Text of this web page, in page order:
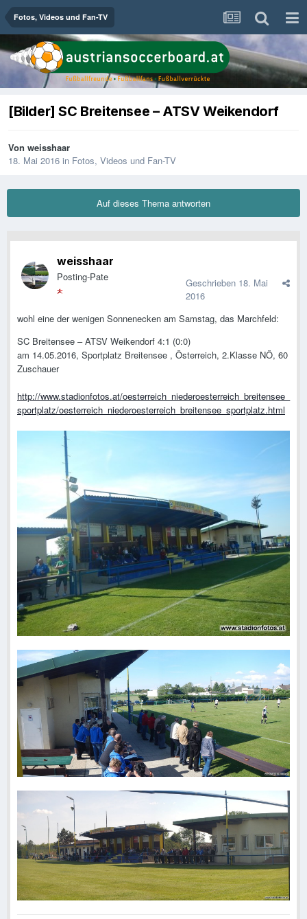
Fotos, Videos und Fan-TV
[Bilder] SC Breitensee – ATSV Weikendorf
Von weisshaar
18. Mai 2016 in Fotos, Videos und Fan-TV
Auf dieses Thema antworten
weisshaar
Posting-Pate Geschrieben 18. Mai
2016
wohl eine der wenigen Sonnenecken am Samstag, das Marchfeld:
SC Breitensee – ATSV Weikendorf 4:1 (0:0)
am 14.05.2016, Sportplatz Breitensee , Österreich, 2.Klasse NÖ, 60
Zuschauer
http://www.stadionfotos.at/oesterreich_niederoesterreich_breitensee_
sportplatz/oesterreich_niederoesterreich_breitensee_sportplatz.html